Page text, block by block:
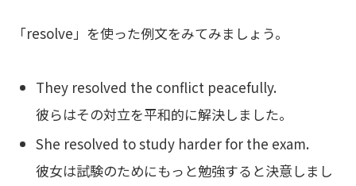
「resolve」を使った例文をみてみましょう。
They resolved the conflict peacefully.
彼らはその対立を平和的に解決しました。
She resolved to study harder for the exam.
彼女は試験のためにもっと勉強すると決意しまし